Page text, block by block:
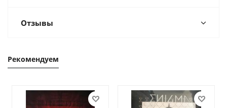
Отзывы
Рекомендуем